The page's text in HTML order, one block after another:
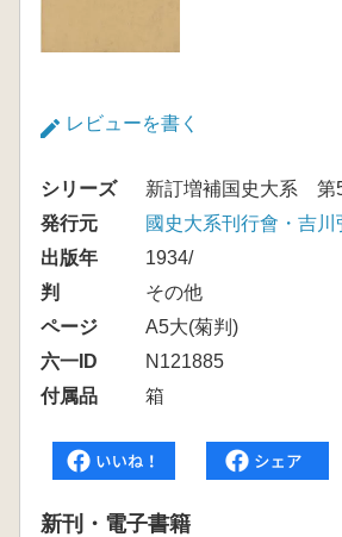
レビューを書く
シリーズ
新訂増補国史大系 第
発行元
國史大系刊行會・吉川
出版年
1934/
判
その他
ページ
A5大(菊判)
六一ID
N121885
付属品
箱
新刊・電子書籍